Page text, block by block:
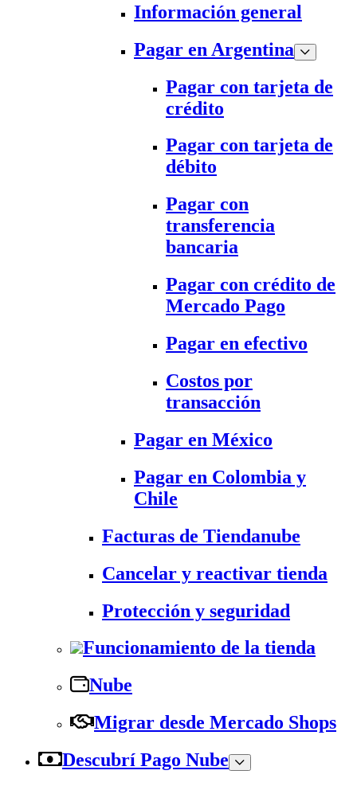
Información general
Pagar en Argentina
Pagar con tarjeta de
crédito
Pagar con tarjeta de
débito
Pagar con
transferencia
bancaria
Pagar con crédito de
Mercado Pago
Pagar en efectivo
Costos por
transacción
Pagar en México
Pagar en Colombia y
Chile
Facturas de Tiendanube
Cancelar y reactivar tienda
Protección y seguridad
Funcionamiento de la tienda
Nube
Migrar desde Mercado Shops
Descubrí Pago Nube